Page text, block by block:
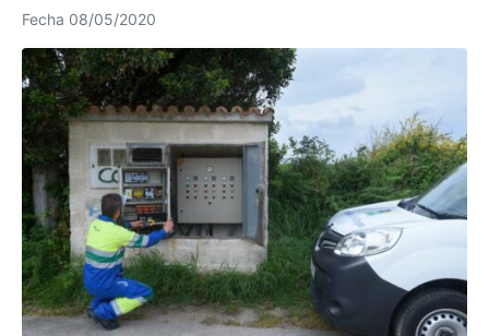
Fecha 08/05/2020